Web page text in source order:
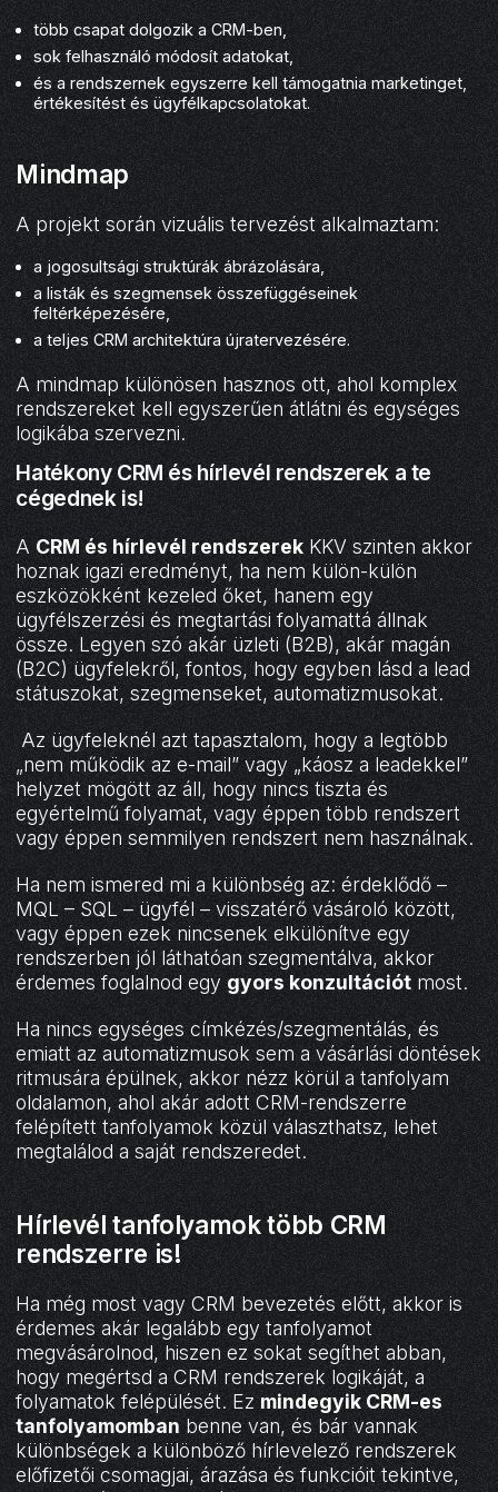
több csapat dolgozik a CRM-ben,
sok felhasználó módosít adatokat,
és a rendszernek egyszerre kell támogatnia marketinget,
értékesítést és ügyfélkapcsolatokat.
Mindmap
A projekt során vizuális tervezést alkalmaztam:
a jogosultsági struktúrák ábrázolására,
a listák és szegmensek összefüggéseinek
feltérképezésére,
a teljes CRM architektúra újratervezésére.
A mindmap különösen hasznos ott, ahol komplex
rendszereket kell egyszerűen átlátni és egységes
logikába szervezni.
Hatékony CRM és hírlevél rendszerek a te
cégednek is!
A CRM és hírlevél rendszerek KKV szinten akkor
hoznak igazi eredményt, ha nem külön-külön
eszközökként kezeled őket, hanem egy
ügyfélszerzési és megtartási folyamattá állnak
össze. Legyen szó akár üzleti (B2B), akár magán
(B2C) ügyfelekről, fontos, hogy egyben lásd a lead
státuszokat, szegmenseket, automatizmusokat.
Az ügyfeleknél azt tapasztalom, hogy a legtöbb
„nem működik az e-mail” vagy „káosz a leadekkel”
helyzet mögött az áll, hogy nincs tiszta és
egyértelmű folyamat, vagy éppen több rendszert
vagy éppen semmilyen rendszert nem használnak.
Ha nem ismered mi a különbség az: érdeklődő –
MQL – SQL – ügyfél – visszatérő vásároló között,
vagy éppen ezek nincsenek elkülönítve egy
rendszerben jól láthatóan szegmentálva, akkor
érdemes foglalnod egy gyors konzultációt most.
Ha nincs egységes címkézés/szegmentálás, és
emiatt az automatizmusok sem a vásárlási döntések
ritmusára épülnek, akkor nézz körül a tanfolyam
oldalamon, ahol akár adott CRM-rendszerre
felépített tanfolyamok közül választhatsz, lehet
megtalálod a saját rendszeredet.
Hírlevél tanfolyamok több CRM
rendszerre is!
Ha még most vagy CRM bevezetés előtt, akkor is
érdemes akár legalább egy tanfolyamot
megvásárolnod, hiszen ez sokat segíthet abban,
hogy megértsd a CRM rendszerek logikáját, a
folyamatok felépülését. Ez mindegyik CRM-es
tanfolyamomban benne van, és bár vannak
különbségek a különböző hírlevelező rendszerek
előfizetői csomagjai, árazása és funkcióit tekintve,